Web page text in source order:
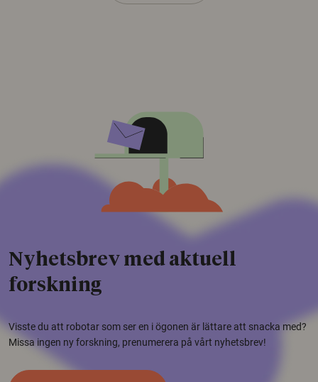
Nyhetsbrev med aktuell
forskning
Visste du att robotar som ser en i ögonen är lättare att snacka med?
Missa ingen ny forskning, prenumerera på vårt nyhetsbrev!